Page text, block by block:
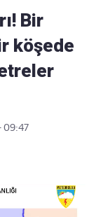
Bir
köşede
09:47